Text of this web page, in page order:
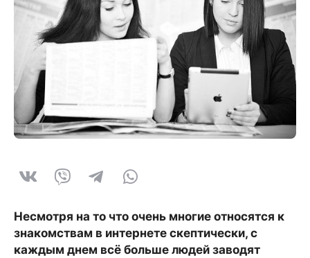
Несмотря на то что очень многие относятся к
знакомствам в интернете скептически, с
каждым днем всё больше людей заводят